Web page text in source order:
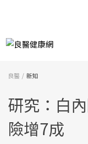
良醫 新知
研究：白
險增7成